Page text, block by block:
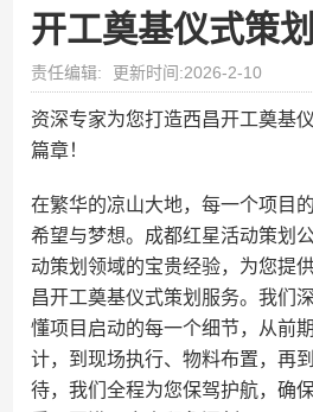
开工奠基仪式策
责任编辑: 更新时间:2026-2-10
资深专家为您打造西昌开工奠基
篇章！
在繁华的凉山大地，每一个项目
希望与梦想。成都红星活动策划
动策划领域的宝贵经验，为您提
昌开工奠基仪式策划服务。我们
懂项目启动的每一个细节，从前
计，到现场执行、物料布置，再
待，我们全程为您保驾护航，确